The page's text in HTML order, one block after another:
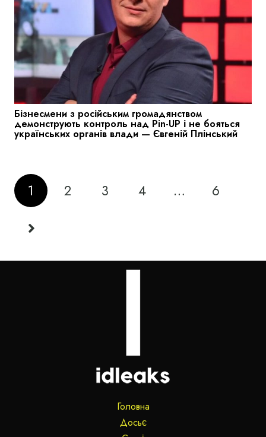
Бізнесмени з російським громадянством
демонструють контроль над Pin-UP і не бояться
українських органів влади — Євгеній Плінський
1 2 3 4 … 6
Головна
Досьє